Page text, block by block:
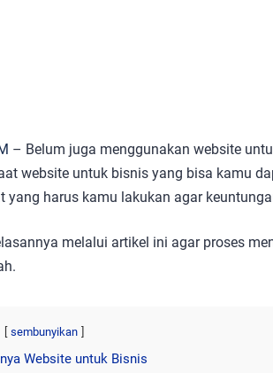
– Belum juga menggunakan website
website untuk bisnis yang bisa kamu
yang harus kamu lakukan agar
melalui artikel ini agar proses
sembunyikan
Website untuk Bisnis